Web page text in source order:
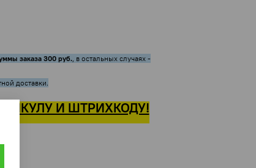
заказа 300 руб., в остальных случаях -
доставки.
И ШТРИХКОДУ!